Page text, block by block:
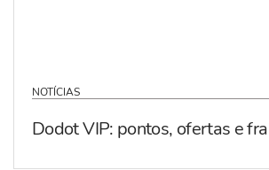
NOTÍCIAS
Dodot VIP: pontos, ofertas e